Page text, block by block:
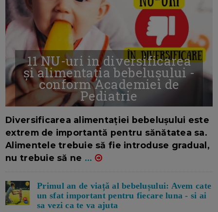
11 NU-uri in diversificarea
și alimentația bebelușului -
conform Academiei de
Pediatrie
Diversificarea alimentației bebelușului este
extrem de importantă pentru sănătatea sa.
Alimentele trebuie să fie introduse gradual,
nu trebuie să ne ...
Primul an de viață al bebelușului: Avem cate
un sfat important pentru fiecare luna - si ai
sa vezi ca te va ajuta